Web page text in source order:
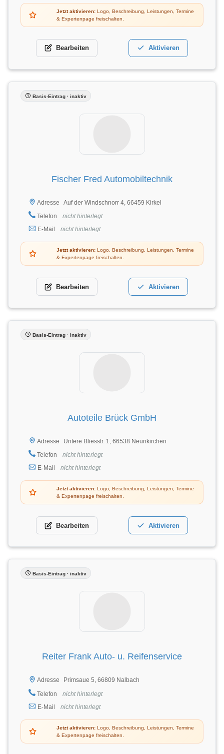
Jetzt aktivieren: Logo, Beschreibung, Leistungen, Termine
& Expertenpage freischalten.
Bearbeiten Aktivieren
Basis-Eintrag · inaktiv
Fischer Fred Automobiltechnik
Adresse
Auf der Windschnorr 4, 66459 Kirkel
Telefon
nicht hinterlegt
E-Mail
nicht hinterlegt
Jetzt aktivieren: Logo, Beschreibung, Leistungen, Termine
& Expertenpage freischalten.
Bearbeiten Aktivieren
Basis-Eintrag · inaktiv
Autoteile Brück GmbH
Adresse
Untere Bliesstr. 1, 66538 Neunkirchen
Telefon
nicht hinterlegt
E-Mail
nicht hinterlegt
Jetzt aktivieren: Logo, Beschreibung, Leistungen, Termine
& Expertenpage freischalten.
Bearbeiten Aktivieren
Basis-Eintrag · inaktiv
Reiter Frank Auto- u. Reifenservice
Adresse
Primsaue 5, 66809 Nalbach
Telefon
nicht hinterlegt
E-Mail
nicht hinterlegt
Jetzt aktivieren: Logo, Beschreibung, Leistungen, Termine
& Expertenpage freischalten.